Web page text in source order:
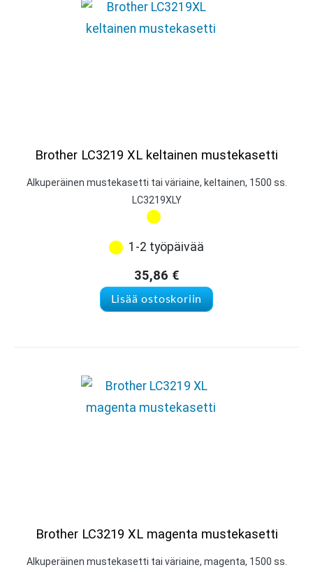
Brother LC3219 XL keltainen mustekasetti
Alkuperäinen mustekasetti tai väriaine, keltainen, 1500 ss.
LC3219XLY
1-2 työpäivää
35,86 €
Lisää ostoskoriin
Brother LC3219 XL magenta mustekasetti
Alkuperäinen mustekasetti tai väriaine, magenta, 1500 ss.